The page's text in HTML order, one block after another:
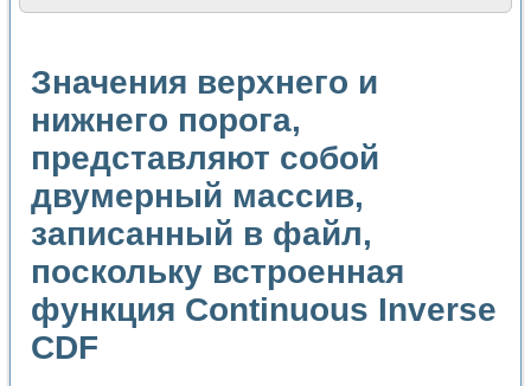
Расчет переноса аэрозоля и выпадения осадка в
Применение NI VISION для геометрического анализа в
Система температурной стабилизации
Управление движением с помощью программно -
Определение параметров всплывающих газовых
Система управления асинхронным тиристорным
Лазерный профилометр
Применение средств NATIONAL INSTRUMENTS для
Разработка автоматизированного стенда для
Высокочувствительные оптоэлектронные
Установка для измерения диэлектрических свойств
Исследование кинетики зарождения и развития
Значения верхнего и
нижнего порога,
представляют собой
двумерный массив,
записанный в файл,
поскольку встроенная
функция Continuous Inverse
CDF